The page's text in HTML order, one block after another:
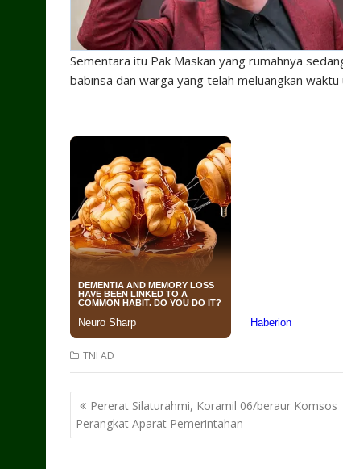
Sementara itu Pak Maskan yang rumahnya
babinsa dan warga yang telah meluangkan
TNI AD
Post
navigation
Pererat Silaturahmi, Koramil 06/beraur Komsos
Perangkat Aparat Pemerintahan